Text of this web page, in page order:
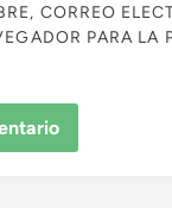
CORREO
PARA LA